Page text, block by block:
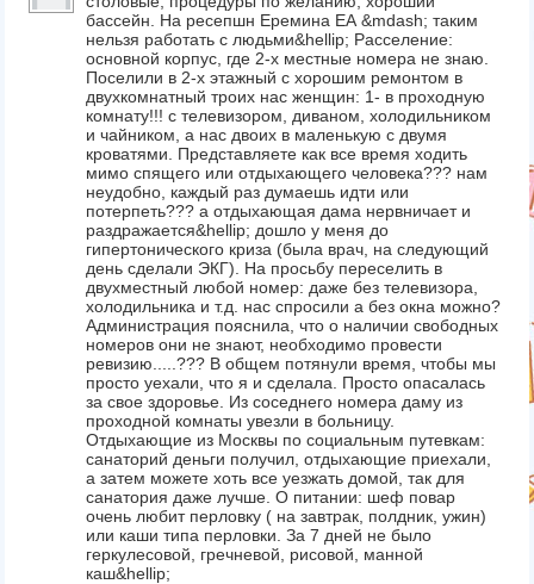
бассейн. На ресепшн Еремина ЕА &mdash; таким
нельзя работать с людьми&hellip; Расселение:
основной корпус, где 2-х местные номера не знаю.
Поселили в 2-х этажный с хорошим ремонтом в
двухкомнатный троих нас женщин: 1- в проходную
комнату!!! с телевизором, диваном, холодильником
и чайником, а нас двоих в маленькую с двумя
кроватями. Представляете как все время ходить
мимо спящего или отдыхающего человека??? нам
неудобно, каждый раз думаешь идти или
потерпеть??? а отдыхающая дама нервничает и
раздражается&hellip; дошло у меня до
гипертонического криза (была врач, на следующий
день сделали ЭКГ). На просьбу переселить в
двухместный любой номер: даже без телевизора,
холодильника и т.д. нас спросили а без окна можно?
Администрация пояснила, что о наличии свободных
номеров они не знают, необходимо провести
ревизию.....??? В общем потянули время, чтобы мы
просто уехали, что я и сделала. Просто опасалась
за свое здоровье. Из соседнего номера даму из
проходной комнаты увезли в больницу.
Отдыхающие из Москвы по социальным путевкам:
санаторий деньги получил, отдыхающие приехали,
а затем можете хоть все уезжать домой, так для
санатория даже лучше. О питании: шеф повар
очень любит перловку ( на завтрак, полдник, ужин)
или каши типа перловки. За 7 дней не было
геркулесовой, гречневой, рисовой, манной
каш&hellip;